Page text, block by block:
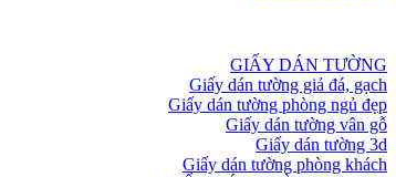
GIẤY DÁN TƯỜNG
Giấy dán tường giả đá, gạch
Giấy dán tường phòng ngủ đẹp
Giấy dán tường vân gỗ
Giấy dán tường 3d
Giấy dán tường phòng khách